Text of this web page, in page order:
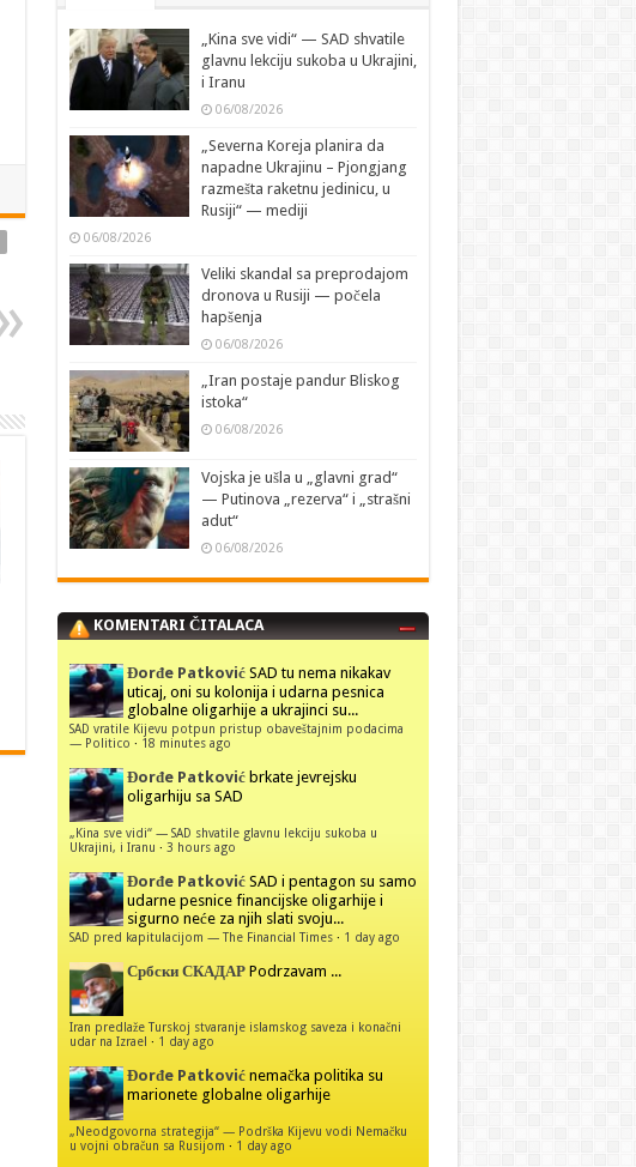
„Kina sve vidi“ — SAD shvatile
glavnu lekciju sukoba u Ukrajini,
i Iranu
06/08/2026
„Severna Koreja planira da
napadne Ukrajinu – Pjongjang
razmešta raketnu jedinicu, u
Rusiji“ — mediji
06/08/2026
Veliki skandal sa preprodajom
dronova u Rusiji — počela
hapšenja
06/08/2026
„Iran postaje pandur Bliskog
istoka“
06/08/2026
Vojska je ušla u „glavni grad“
— Putinova „rezerva“ i „strašni
adut“
06/08/2026
KOMENTARI ČITALACA
Đorđe Patković SAD tu nema nikakav
uticaj, oni su kolonija i udarna pesnica
globalne oligarhije a ukrajinci su...
SAD vratile Kijevu potpun pristup obaveštajnim podacima
— Politico · 18 minutes ago
Đorđe Patković brkate jevrejsku
oligarhiju sa SAD
„Kina sve vidi“ — SAD shvatile glavnu lekciju sukoba u
Ukrajini, i Iranu · 3 hours ago
Đorđe Patković SAD i pentagon su samo
udarne pesnice financijske oligarhije i
sigurno neće za njih slati svoju...
SAD pred kapitulacijom — The Financial Times· 1 day ago
Србски СКАДАР Podrzavam ...
Iran predlaže Turskoj stvaranje islamskog saveza i konačni
udar na Izrael · 1 day ago
Đorđe Patković nemačka politika su
marionete globalne oligarhije
„Neodgovorna strategija“ — Podrška Kijevu vodi Nemačku
u vojni obračun sa Rusijom · 1 day ago